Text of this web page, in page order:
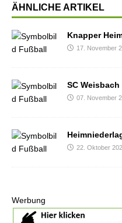
ÄHNLICHE ARTIKEL
Knapper
17. November
SC
07. November
22. Oktober
Werbung